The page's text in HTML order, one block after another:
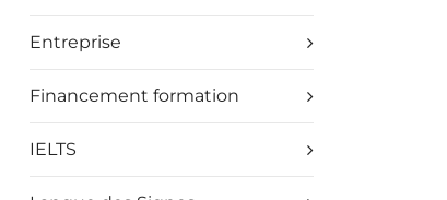
Entreprise
Financement formation
IELTS